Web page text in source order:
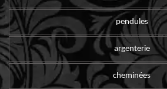
pendules
argenterie
cheminées